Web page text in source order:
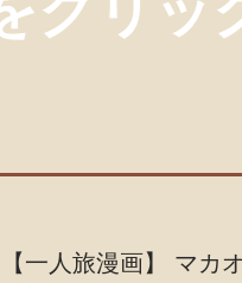
【一人旅漫画】 マカ